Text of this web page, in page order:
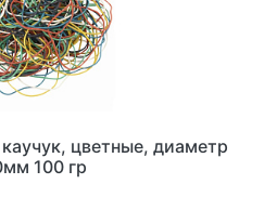
цветные, диаметр
100 гр